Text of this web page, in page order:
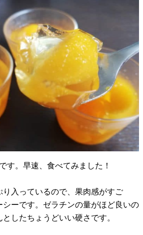
す。早速、食べてみました！
り入っているので、果肉感がすご
ーです。ゼラチンの量がほど良いの
したちょうどいい硬さです。